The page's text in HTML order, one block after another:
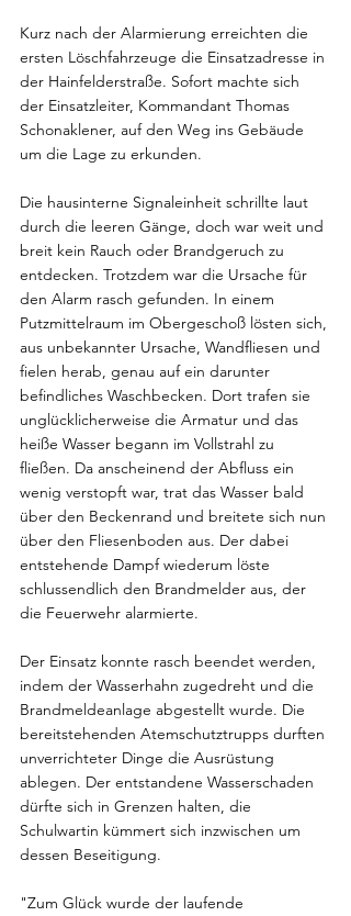
Kurz nach der Alarmierung erreichten die
ersten Löschfahrzeuge die Einsatzadresse in
der Hainfelderstraße. Sofort machte sich
der Einsatzleiter, Kommandant Thomas
Schonaklener, auf den Weg ins Gebäude
um die Lage zu erkunden.
Die hausinterne Signaleinheit schrillte laut
durch die leeren Gänge, doch war weit und
breit kein Rauch oder Brandgeruch zu
entdecken. Trotzdem war die Ursache für
den Alarm rasch gefunden. In einem
Putzmittelraum im Obergeschoß lösten sich,
aus unbekannter Ursache, Wandfliesen und
fielen herab, genau auf ein darunter
befindliches Waschbecken. Dort trafen sie
unglücklicherweise die Armatur und das
heiße Wasser begann im Vollstrahl zu
fließen. Da anscheinend der Abfluss ein
wenig verstopft war, trat das Wasser bald
über den Beckenrand und breitete sich nun
über den Fliesenboden aus. Der dabei
entstehende Dampf wiederum löste
schlussendlich den Brandmelder aus, der
die Feuerwehr alarmierte.
Der Einsatz konnte rasch beendet werden,
indem der Wasserhahn zugedreht und die
Brandmeldeanlage abgestellt wurde. Die
bereitstehenden Atemschutztrupps durften
unverrichteter Dinge die Ausrüstung
ablegen. Der entstandene Wasserschaden
dürfte sich in Grenzen halten, die
Schulwartin kümmert sich inzwischen um
dessen Beseitigung.
"Zum Glück wurde der laufende